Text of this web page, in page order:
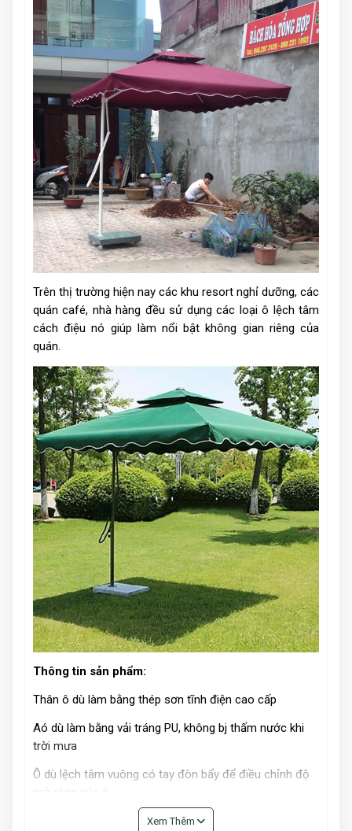
Trên thị trường hiện nay các khu resort nghỉ dưỡng, các
quán café, nhà hàng đều sử dụng các loại ô lệch tâm
cách điệu nó giúp làm nổi bật không gian riêng của
quán.
Thông tin sản phẩm:
Thân ô dù làm bằng thép sơn tĩnh điện cao cấp
Aó dù làm bằng vải tráng PU, không bj thấm nước khi
trời mưa
Ô dù lệch tâm vuông có tay đòn bẩy để điều chỉnh độ
mở rộng của ô
Xem Thêm